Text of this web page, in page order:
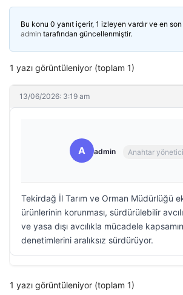
Bu konu 0 yanıt içerir, 1 izleyen vardır ve en son
admin tarafından güncellenmiştir.
1 yazı görüntüleniyor (toplam 1)
13/06/2026: 3:19 am
A admin Anahtar yönetici
Tekirdağ İl Tarım ve Orman Müdürlüğü
ürünlerinin korunması, sürdürülebilir
ve yasa dışı avcılıkla mücadele
denetimlerini aralıksız sürdürüyor.
1 yazı görüntüleniyor (toplam 1)